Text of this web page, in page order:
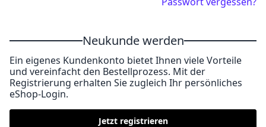
Neukunde werden
Ein eigenes Kundenkonto bietet Ihnen viele Vorteile
und vereinfacht den Bestellprozess. Mit der
Registrierung erhalten Sie zugleich Ihr persönliches
eShop-Login.
Jetzt registrieren